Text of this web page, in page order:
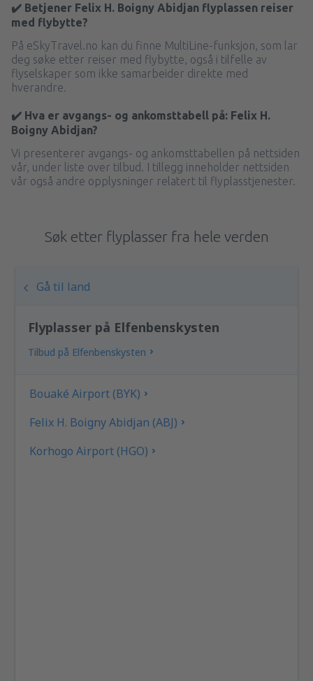
✔️ Betjener Felix H. Boigny Abidjan flyplassen reiser
med flybytte?
På eSkyTravel.no kan du finne MultiLine-funksjon, som lar
deg søke etter reiser med flybytte, også i tilfelle av
flyselskaper som ikke samarbeider direkte med
hverandre.
✔️ Hva er avgangs- og ankomsttabell på: Felix H.
Boigny Abidjan?
Vi presenterer avgangs- og ankomsttabellen på nettsiden
vår, under liste over tilbud. I tillegg inneholder nettsiden
vår også andre opplysninger relatert til flyplasstjenester.
Søk etter flyplasser fra hele verden
Gå til land
Flyplasser på Elfenbenskysten
Tilbud på Elfenbenskysten
Bouaké Airport (BYK)
Felix H. Boigny Abidjan (ABJ)
Korhogo Airport (HGO)